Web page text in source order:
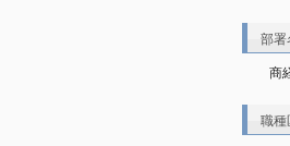
部署
商
職種